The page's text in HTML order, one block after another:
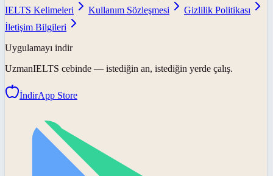
IELTS Kelimeleri
Kullanım Sözleşmesi
Gizlilik Politikası
İletişim Bilgileri
Uygulamayı indir
UzmanIELTS cebinde — istediğin an, istediğin yerde çalış.
İndirApp Store